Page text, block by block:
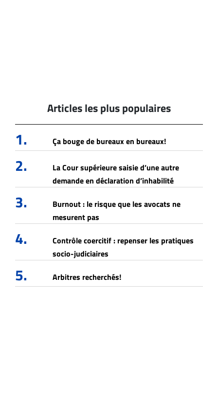
Articles les plus populaires
1. Ça bouge de bureaux en bureaux!
2.
La Cour supérieure saisie d’une autre
demande en déclaration d’inhabilité
3.
Burnout : le risque que les avocats ne
mesurent pas
4.
Contrôle coercitif : repenser les pratiques
socio-judiciaires
5. Arbitres recherchés!